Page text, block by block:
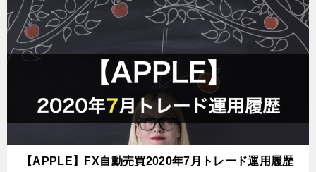
【APPLE】FX自動売買2020年7月トレード運用履歴